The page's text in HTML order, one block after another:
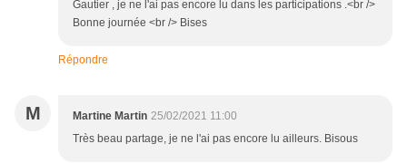
Gautier , je ne l'ai pas encore lu dans les participations .<br />
Bonne journée <br /> Bises
Répondre
M Martine Martin 25/02/2021 11:00
Très beau partage, je ne l'ai pas encore lu ailleurs. Bisous